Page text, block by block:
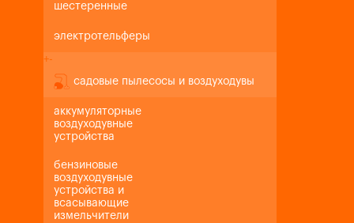
шестеренные
электротельферы
+-
садовые пылесосы и воздуходувы
аккумуляторные
воздуходувные
устройства
бензиновые
воздуходувные
устройства и
всасывающие
измельчители